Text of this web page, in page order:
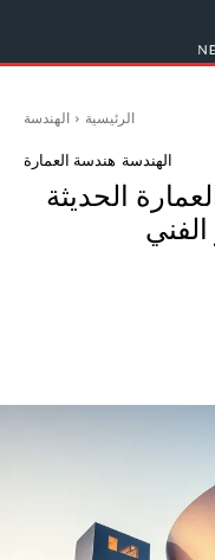
الرئيسية الهندسة
الهندسة هندسة العمارة
الحديثة
الفني